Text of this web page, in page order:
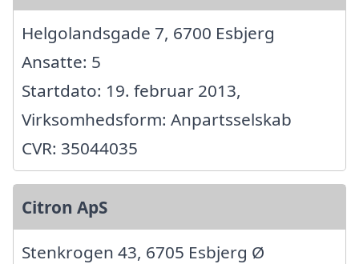
Helgolandsgade 7, 6700 Esbjerg
Ansatte: 5
Startdato: 19. februar 2013,
Virksomhedsform: Anpartsselskab
CVR: 35044035
Citron ApS
Stenkrogen 43, 6705 Esbjerg Ø